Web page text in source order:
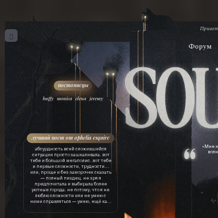
Форум
лучший пост от ophelia esquire
абсурдность всей сложившейся
ситуации просто зашкаливала. вот
тебе и большой мегаполис. вот тебе
и первые сложности, трудности…
или, проще и без заморочек сказать
— полный пиздец. не зря я
предпочитала и выбирала более
уютные города. не потому, что я не
люблю сложности или не умею с
ними справляться — умею, ещё как.
драгоценного времени, нервов, сил,
«Мне
buffy ,monica,elena , jeremy